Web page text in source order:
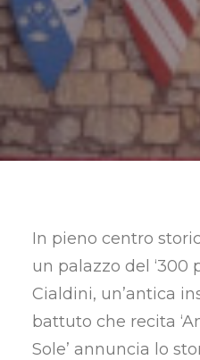
RICERCA
In pieno centro
un palazzo del ‘300
Cialdini, un’antica
battuto che recita
Sole’ annuncia lo